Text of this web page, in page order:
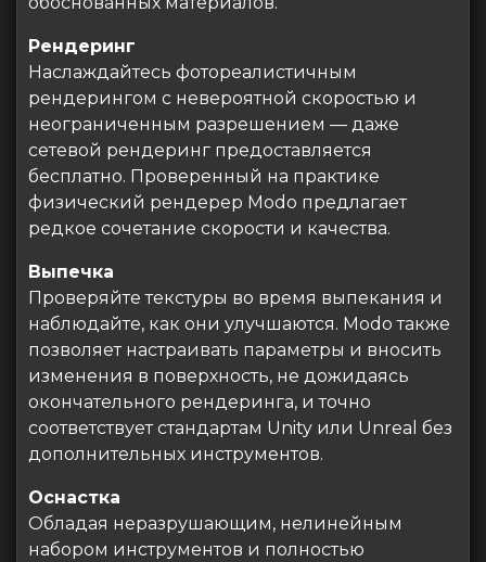
Рендеринг
Наслаждайтесь фотореалистичным
рендерингом с невероятной скоростью и
неограниченным разрешением — даже
сетевой рендеринг предоставляется
бесплатно. Проверенный на практике
физический рендерер Modo предлагает
редкое сочетание скорости и качества.
Выпечка
Проверяйте текстуры во время выпекания и
наблюдайте, как они улучшаются. Modo также
позволяет настраивать параметры и вносить
изменения в поверхность, не дожидаясь
окончательного рендеринга, и точно
соответствует стандартам Unity или Unreal без
дополнительных инструментов.
Оснастка
Обладая неразрушающим, нелинейным
набором инструментов и полностью